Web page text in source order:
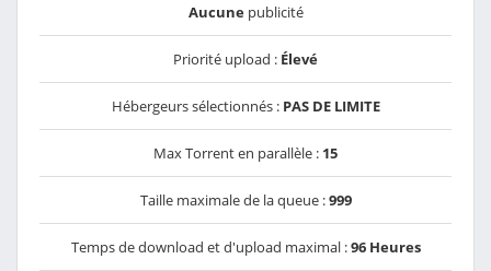
Aucunepublicité
Priorité upload : Élevé
Hébergeurs sélectionnés : PAS DE LIMITE
Max Torrent en parallèle : 15
Taille maximale de la queue :999
Temps de download et d'upload maximal :96 Heures